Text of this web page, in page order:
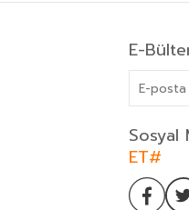
E-
Sosyal
ET#